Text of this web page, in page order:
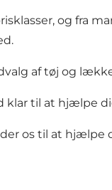
og fra
af tøj og
klar til at hjælpe
os til at hjælpe